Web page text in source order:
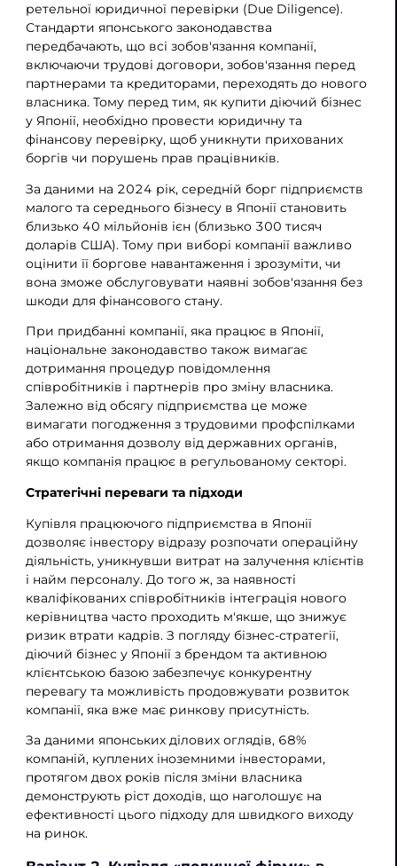
ретельної юридичної перевірки (Due Diligence).
Стандарти японського законодавства
передбачають, що всі зобов'язання компанії,
включаючи трудові договори, зобов'язання перед
партнерами та кредиторами, переходять до нового
власника. Тому перед тим, як купити діючий бізнес
у Японії, необхідно провести юридичну та
фінансову перевірку, щоб уникнути прихованих
боргів чи порушень прав працівників.
За даними на 2024 рік, середній борг підприємств
малого та середнього бізнесу в Японії становить
близько 40 мільйонів ієн (близько 300 тисяч
доларів США). Тому при виборі компанії важливо
оцінити її боргове навантаження і зрозуміти, чи
вона зможе обслуговувати наявні зобов'язання без
шкоди для фінансового стану.
При придбанні компанії, яка працює в Японії,
національне законодавство також вимагає
дотримання процедур повідомлення
співробітників і партнерів про зміну власника.
Залежно від обсягу підприємства це може
вимагати погодження з трудовими профспілками
або отримання дозволу від державних органів,
якщо компанія працює в регульованому секторі.
Стратегічні переваги та підходи
Купівля працюючого підприємства в Японії
дозволяє інвестору відразу розпочати операційну
діяльність, уникнувши витрат на залучення клієнтів
і найм персоналу. До того ж, за наявності
кваліфікованих співробітників інтеграція нового
керівництва часто проходить м'якше, що знижує
ризик втрати кадрів. З погляду бізнес-стратегії,
діючий бізнес у Японії з брендом та активною
клієнтською базою забезпечує конкурентну
перевагу та можливість продовжувати розвиток
компанії, яка вже має ринкову присутність.
За даними японських ділових оглядів, 68%
компаній, куплених іноземними інвесторами,
протягом двох років після зміни власника
демонструють ріст доходів, що наголошує на
ефективності цього підходу для швидкого виходу
на ринок.